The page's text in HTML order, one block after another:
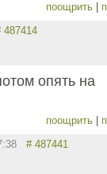
поощрить
487414
опять на
поощрить
# 487441